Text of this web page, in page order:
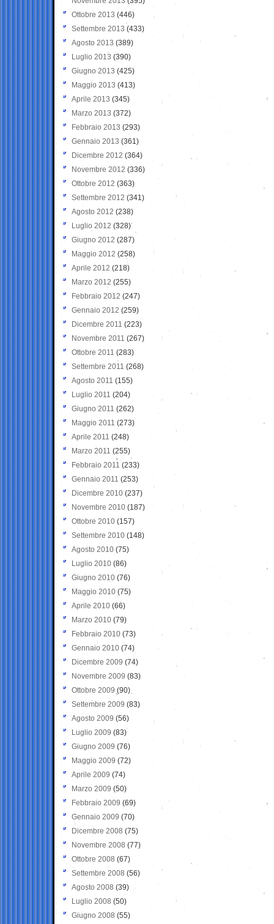
Ottobre 2013 (446)
Settembre 2013 (433)
Agosto 2013 (389)
Luglio 2013 (390)
Giugno 2013 (425)
Maggio 2013 (413)
Aprile 2013 (345)
Marzo 2013 (372)
Febbraio 2013 (293)
Gennaio 2013 (361)
Dicembre 2012 (364)
Novembre 2012 (336)
Ottobre 2012 (363)
Settembre 2012 (341)
Agosto 2012 (238)
Luglio 2012 (328)
Giugno 2012 (287)
Maggio 2012 (258)
Aprile 2012 (218)
Marzo 2012 (255)
Febbraio 2012 (247)
Gennaio 2012 (259)
Dicembre 2011 (223)
Novembre 2011 (267)
Ottobre 2011 (283)
Settembre 2011 (268)
Agosto 2011 (155)
Luglio 2011 (204)
Giugno 2011 (262)
Maggio 2011 (273)
Aprile 2011 (248)
Marzo 2011 (255)
Febbraio 2011 (233)
Gennaio 2011 (253)
Dicembre 2010 (237)
Novembre 2010 (187)
Ottobre 2010 (157)
Settembre 2010 (148)
Agosto 2010 (75)
Luglio 2010 (86)
Giugno 2010 (76)
Maggio 2010 (75)
Aprile 2010 (66)
Marzo 2010 (79)
Febbraio 2010 (73)
Gennaio 2010 (74)
Dicembre 2009 (74)
Novembre 2009 (83)
Ottobre 2009 (90)
Settembre 2009 (83)
Agosto 2009 (56)
Luglio 2009 (83)
Giugno 2009 (76)
Maggio 2009 (72)
Aprile 2009 (74)
Marzo 2009 (50)
Febbraio 2009 (69)
Gennaio 2009 (70)
Dicembre 2008 (75)
Novembre 2008 (77)
Ottobre 2008 (67)
Settembre 2008 (56)
Agosto 2008 (39)
Luglio 2008 (50)
Giugno 2008 (55)